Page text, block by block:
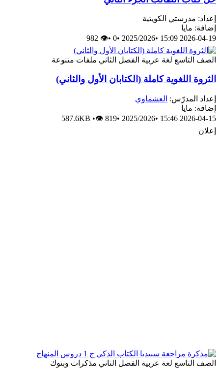
إعداد: مدرستي الكويتية
إضافة: مايا
2026-04-19 15:09
•
2025/2026
•
0
•
👁 982
الصف التاسع لغة عربية الفصل الثاني ملفات متنوعة
الثروة اللغوية كاملة (الكتابان الأول والثاني)
إعداد المدرّس: العشماوي
إضافة: مايا
2026-04-15 15:46
•
2025/2026
•
587.6KB •👁 819
إعلان
الصف التاسع لغة عربية الفصل الثاني مذكرات وبنوك